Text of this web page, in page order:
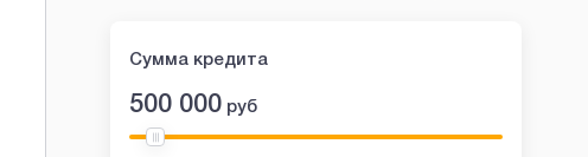
Сумма кредита
500 000 руб